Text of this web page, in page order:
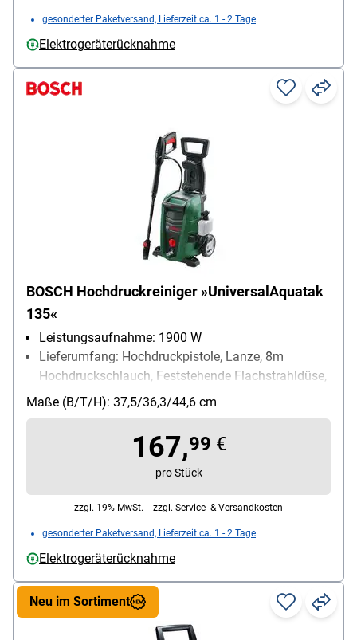
gesonderter Paketversand, Lieferzeit ca. 1 - 2 Tage
Elektrogeräterücknahme
BOSCH Hochdruckreiniger »UniversalAquatak
135«
Leistungsaufnahme: 1900 W
Lieferumfang: Hochdruckpistole, Lanze, 8m
Hochdruckschlauch, Feststehende Flachstrahldüse,
Rotor-Fan-Lanze
Stromversorgung: Stromnetz
Maße (B/T/H): 37,5/36,3/44,6 cm
167,99 €
pro Stück
zzgl. 19% MwSt. | zzgl. Service- & Versandkosten
gesonderter Paketversand, Lieferzeit ca. 1 - 2 Tage
Elektrogeräterücknahme
Neu im Sortiment